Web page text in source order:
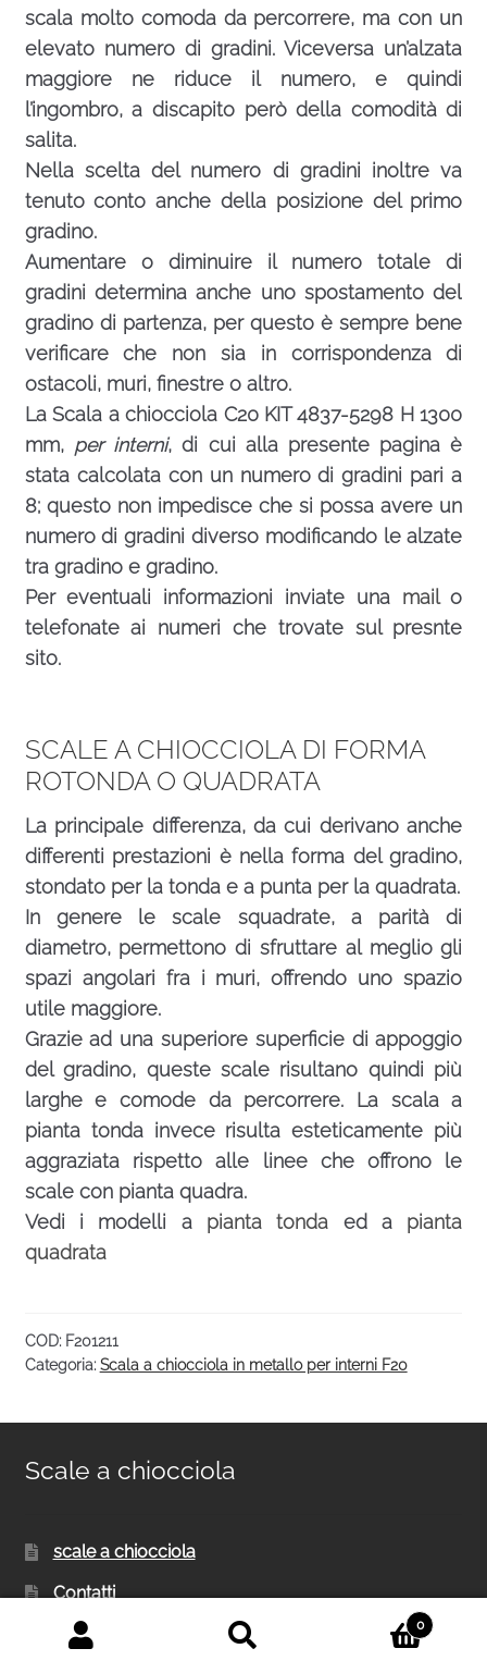
scala molto comoda da percorrere, ma con un
elevato numero di gradini. Viceversa un’alzata
maggiore ne riduce il numero, e quindi
l’ingombro, a discapito però della comodità di
salita.
Nella scelta del numero di gradini inoltre va
tenuto conto anche della posizione del primo
gradino.
Aumentare o diminuire il numero totale di
gradini determina anche uno spostamento del
gradino di partenza, per questo è sempre bene
verificare che non sia in corrispondenza di
ostacoli, muri, finestre o altro.
La Scala a chiocciola C20 KIT 4837-5298 H 1300
mm, per interni, di cui alla presente pagina è
stata calcolata con un numero di gradini pari a
8; questo non impedisce che si possa avere un
numero di gradini diverso modificando le alzate
tra gradino e gradino.
Per eventuali informazioni inviate una mailo
telefonate ai numeri che trovate sul presnte
sito.
SCALE A CHIOCCIOLA DI FORMA
ROTONDA O QUADRATA
La principale differenza, da cui derivano anche
differenti prestazioni è nella forma del gradino,
stondato per la tonda e a punta per la quadrata.
In genere le scale squadrate, a parità di
diametro, permettono di sfruttare al meglio gli
spazi angolari fra i muri, offrendo uno spazio
utile maggiore.
Grazie ad una superiore superficie di appoggio
del gradino, queste scale risultano quindi più
larghe e comode da percorrere. La scala a
pianta tonda invece risulta esteticamente più
aggraziata rispetto alle linee che offrono le
scale con pianta quadra.
Vedi i modelli a pianta tonda ed a pianta
quadrata
COD: F201211
Categoria: Scala a chiocciola in metallo per interni F20
Scale a chiocciola
scale a chiocciola
Contatti
Chi siamo
0